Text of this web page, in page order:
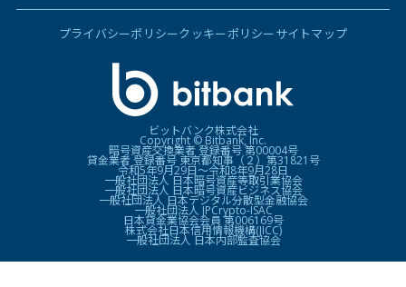
プライバシーポリシークッキーポリシーサイトマップ
ビットバンク株式会社
Copyright © Bitbank, Inc.
暗号資産交換業者 登録番号 第00004号
貸金業者 登録番号 東京都知事（２）第31821号
令和5年9月29日〜令和8年9月28日
一般社団法人 日本暗号資産等取引業協会
一般社団法人 日本暗号資産ビジネス協会
一般社団法人 日本デジタル分散型金融協会
一般社団法人 JPCrypto-ISAC
日本貸金業協会会員 第006169号
株式会社日本信用情報機構(JICC)
一般社団法人 日本内部監査協会